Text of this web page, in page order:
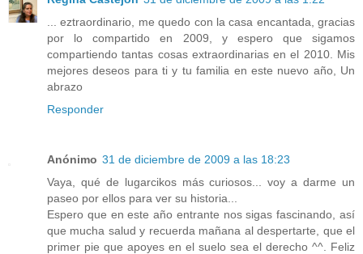
... eztraordinario, me quedo con la casa encantada, gracias
por lo compartido en 2009, y espero que sigamos
compartiendo tantas cosas extraordinarias en el 2010. Mis
mejores deseos para ti y tu familia en este nuevo año, Un
abrazo
Responder
Anónimo 31 de diciembre de 2009 a las 18:23
Vaya, qué de lugarcikos más curiosos... voy a darme un
paseo por ellos para ver su historia...
Espero que en este año entrante nos sigas fascinando, así
que mucha salud y recuerda mañana al despertarte, que el
primer pie que apoyes en el suelo sea el derecho ^^. Feliz